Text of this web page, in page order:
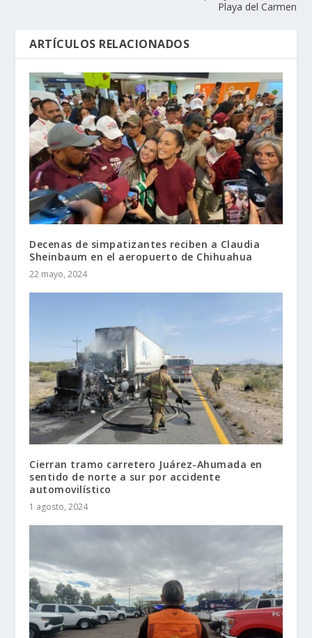
Playa del Carmen
ARTÍCULOS RELACIONADOS
Decenas de simpatizantes reciben a Claudia
Sheinbaum en el aeropuerto de Chihuahua
22 mayo, 2024
Cierran tramo carretero Juárez-Ahumada en
sentido de norte a sur por accidente
automovilístico
1 agosto, 2024